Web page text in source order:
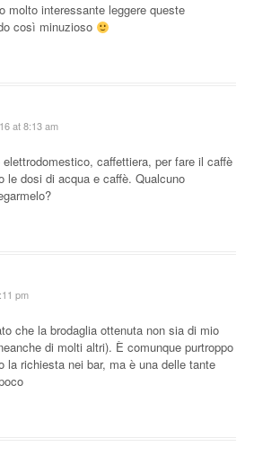
molto interessante leggere queste
così minuzioso
at 8:13 am
caffettiera, per fare il caffè
le dosi di acqua e caffè. Qualcuno
pm
che la brodaglia ottenuta non sia di mio
di molti altri). È comunque purtroppo
la richiesta nei bar, ma è una delle tante